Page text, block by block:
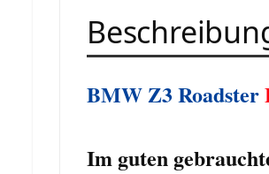
BMW Z3 Roadster
Im guten